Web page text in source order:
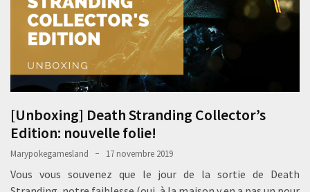
[Unboxing] Death Stranding Collector’s
Edition: nouvelle folie!
Marypokegamesland 17 novembre 2019
Vous vous souvenez que le jour de la sortie de Death